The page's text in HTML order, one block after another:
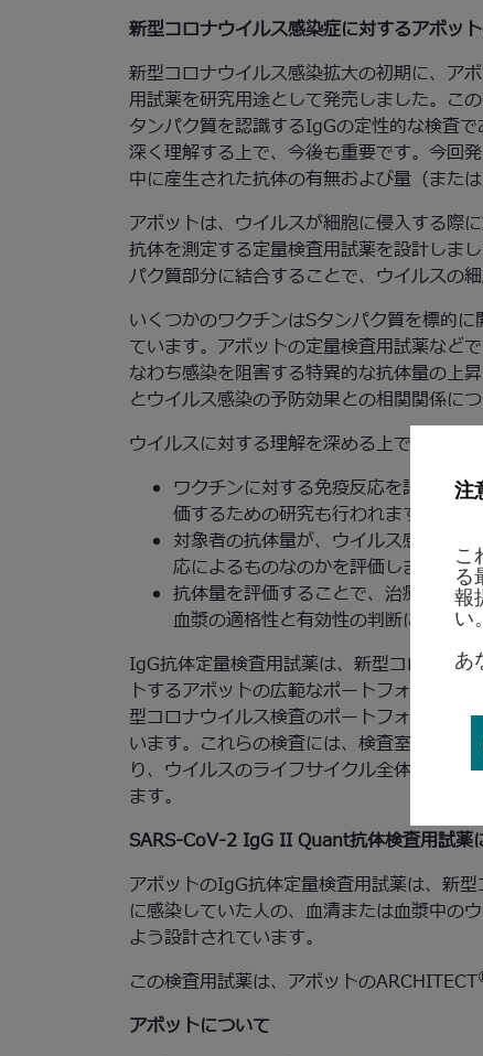
新型コロナウイルス感染症に対するアボッ
新型コロナウイルス感染拡大の初期に、ア
用試薬を研究用途として発売しました。こ
タンパク質を認識するIgGの定性的な検査
深く理解する上で、今後も重要です。今回
中に産生された抗体の有無および量（また
アボットは、ウイルスが細胞に侵入する際
抗体を測定する定量検査用試薬を設計しま
パク質部分に結合することで、ウイルスの
いくつかのワクチンはSタンパク質を標的
ています。アボットの定量検査用試薬など
なわち感染を阻害する特異的な抗体量の上
とウイルス感染の予防効果との相関関係に
ウイルスに対する理解を深める上で、抗体
ワクチンに対する免疫反応を評価し、
価するための研究も行われます。
対象者の抗体量が、ウイルス感染後の
応によるものなのかを評価します。
抗体量を評価することで、治療法の
血漿の適格性と有効性の判断に役立ち
IgG抗体定量検査用試薬は、新型コロナウ
トするアボットの広範なポートフォリオの
型コロナウイルス検査のポートフォリオに
います。これらの検査には、検査室で行わ
り、ウイルスのライフサイクル全体にわた
ます。
SARS-CoV-2 IgG II Quant抗体検査用試薬
アボットのIgG抗体定量検査用試薬は、新
に感染していた人の、血清または血漿中の
よう設計されています。
この検査用試薬は、アボットのARCHITECT
アボットについて
注
こ
る
報
い。
あ